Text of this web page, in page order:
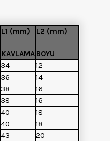
L1 (mm)
KAVLAMA
L2 (mm)
BOYU
34
12
36
14
38
16
38
16
40
18
40
18
43
20